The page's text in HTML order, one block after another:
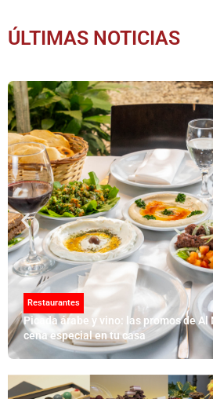
ÚLTIMAS NOTICIAS
Restaurantes
Picada árabe y vino: las promos de
cena especial en tu casa